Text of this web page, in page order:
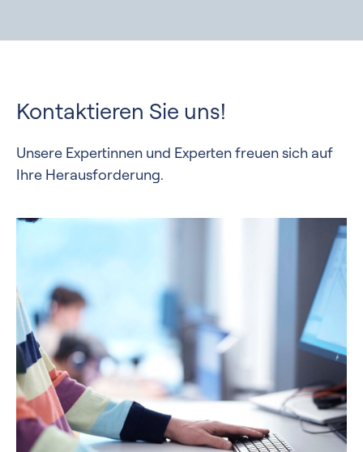
Kontaktieren Sie uns!
Unsere Expertinnen und Experten freuen sich auf
Ihre Herausforderung.